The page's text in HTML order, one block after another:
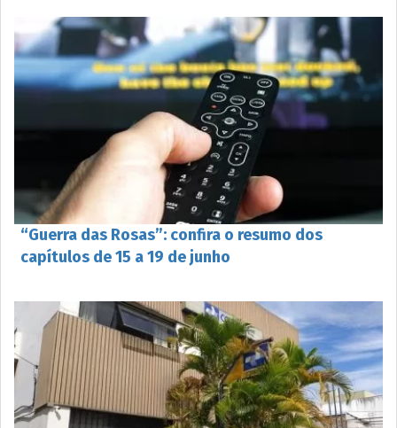
“Guerra das Rosas”: confira o resumo dos
capítulos de 15 a 19 de junho